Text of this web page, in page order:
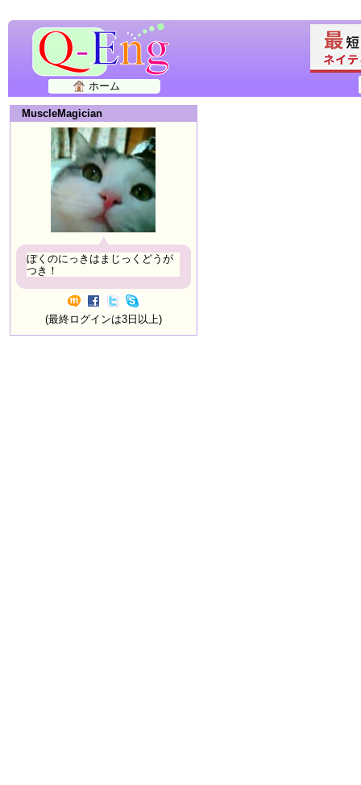
ホーム
MuscleMagician
ぼくのにっきはまじっくどうが
つき！
(最終ログインは3日以上)